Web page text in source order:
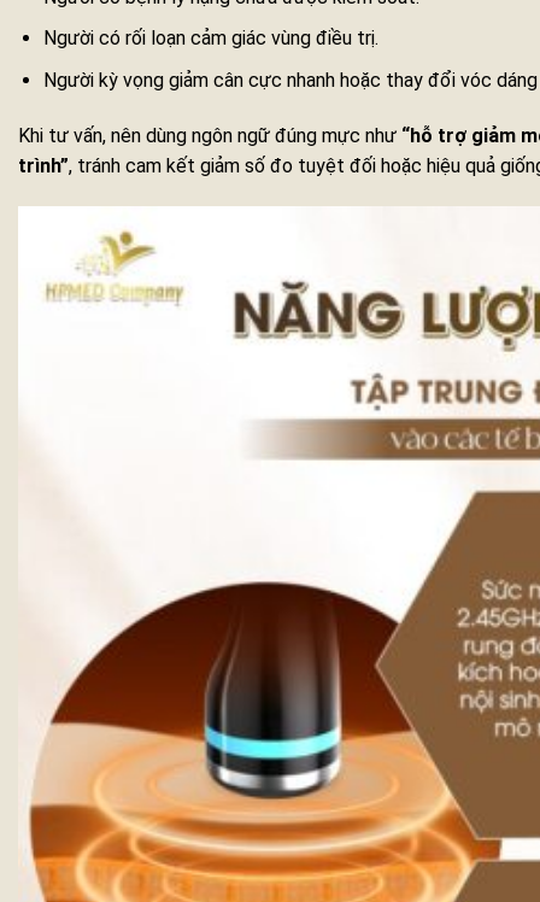
Người có rối loạn cảm giác vùng điều trị.
Người kỳ vọng giảm cân cực nhanh hoặc thay đổi vóc
Khi tư vấn, nên dùng ngôn ngữ đúng mực như “hỗ trợ giảm
trình”, tránh cam kết giảm số đo tuyệt đối hoặc hiệu quả